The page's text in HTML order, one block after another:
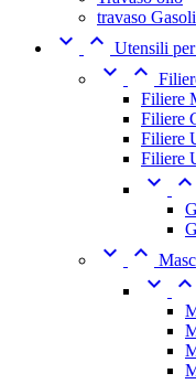
travaso
  Utensili
 
Filiere
Filiere
Filiere
Filiere
 
 
 